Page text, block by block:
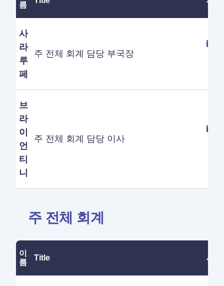
름
사
라
루
페
주 전체 회계 담당 부국장
브
라
이
언
티
니
주 전체 회계 담당 이사
주 전체 회계
이
름
Title 세